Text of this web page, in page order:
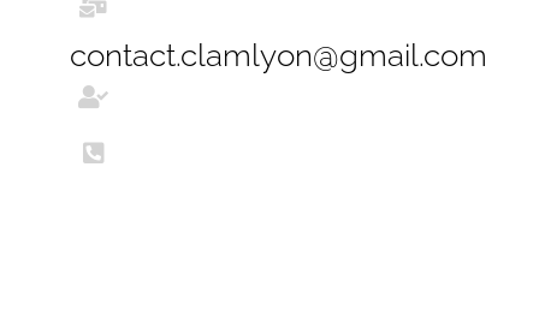
contact.clamlyon@gmail.com